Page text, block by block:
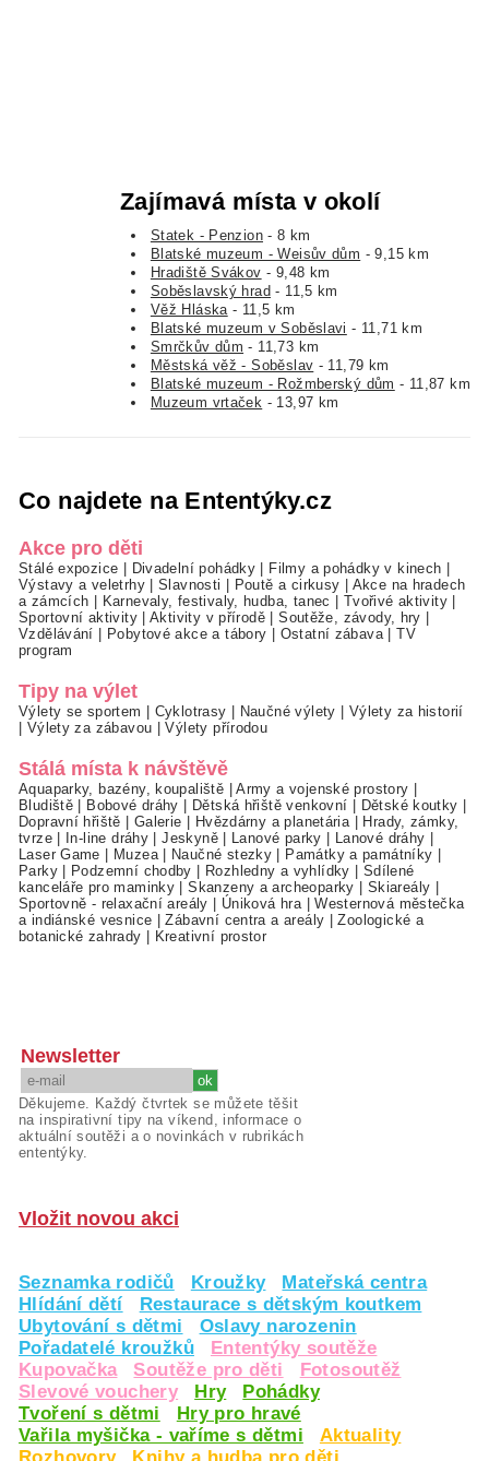
Zajímavá místa v okolí
Statek - Penzion - 8 km
Blatské muzeum - Weisův dům - 9,15 km
Hradiště Svákov - 9,48 km
Soběslavský hrad - 11,5 km
Věž Hláska - 11,5 km
Blatské muzeum v Soběslavi - 11,71 km
Smrčkův dům - 11,73 km
Městská věž - Soběslav - 11,79 km
Blatské muzeum - Rožmberský dům - 11,87 km
Muzeum vrtaček - 13,97 km
Co najdete na Ententýky.cz
Akce pro děti
Stálé expozice Divadelní pohádky Filmy a pohádky v kinech
Výstavy a veletrhy|Slavnosti Poutě a cirkusy
Akce na hradech
a zámcích
Karnevaly, festivaly, hudba, tanec Tvořivé aktivity
Sportovní aktivity|Aktivity v přírodě |Soutěže, závody, hry
Vzdělávání
Pobytové akce a tábory Ostatní zábava |TV
program
Tipy na výlet
Výlety se sportem Cyklotrasy Naučné výlety
Výlety za historií
Výlety za zábavou |Výlety přírodou
Stálá místa k návštěvě
Aquaparky, bazény, koupaliště |Army a vojenské prostory
Bludiště
Bobové dráhy Dětská hřiště venkovní Dětské koutky
Dopravní hřiště
Galerie Hvězdárny a planetária
Hrady, zámky,
tvrze| In-line dráhy |Jeskyně| Lanové parky Lanové dráhy
Laser Game
Muzea| Naučné stezky Památky a památníky
Parky| Podzemní chodby Rozhledny a vyhlídky
Sdílené
kanceláře pro maminky |Skanzeny a archeoparky Skiareály
Sportovně - relaxační areály
Úniková hra |Westernová městečka
a indiánské vesnice |Zábavní centra a areály |Zoologické a
botanické zahrady
Kreativní prostor
Newsletter
Děkujeme. Každý čtvrtek se můžete těšit
na inspirativní tipy na víkend, informace o
aktuální soutěži a o novinkách v rubrikách
ententýky.
Vložit novou akci
Seznamka rodičů Kroužky
Mateřská centra
Hlídání dětí
Restaurace s dětským koutkem
Ubytování s dětmi
Oslavy narozenin
Pořadatelé kroužků
Ententýky soutěže
Kupovačka
Soutěže pro děti
Fotosoutěž
Slevové vouchery
Hry
Pohádky
Tvoření s dětmi
Hry pro hravé
Vařila myšička - vaříme s dětmi
Aktuality